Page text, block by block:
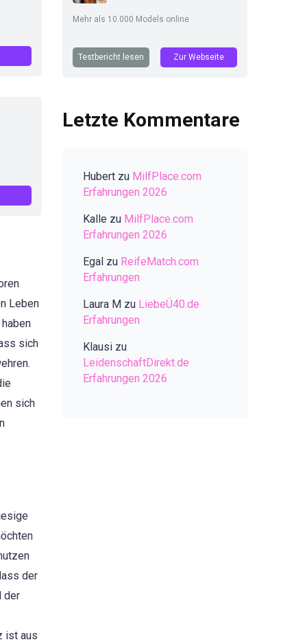
Leben
sich
sich
der
der
ist aus
Mehr als 10.000 Models online
Testbericht lesen Zur Webseite
Letzte Kommentare
Hubert zu MilfPlace.com
Erfahrungen 2026
Kalle zu MilfPlace.com
Erfahrungen 2026
Egal zu ReifeMatch.com
Erfahrungen
Laura M zu LiebeÜ40.de
Erfahrungen
Klausi zu
LeidenschaftDirekt.de
Erfahrungen 2026